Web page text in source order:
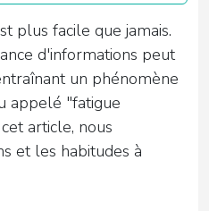
plus facile que jamais.
d'informations peut
un phénomène
appelé "fatigue
article, nous
et les habitudes à